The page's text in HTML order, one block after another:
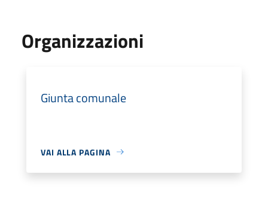
Organizzazioni
Giunta comunale
VAI ALLA PAGINA